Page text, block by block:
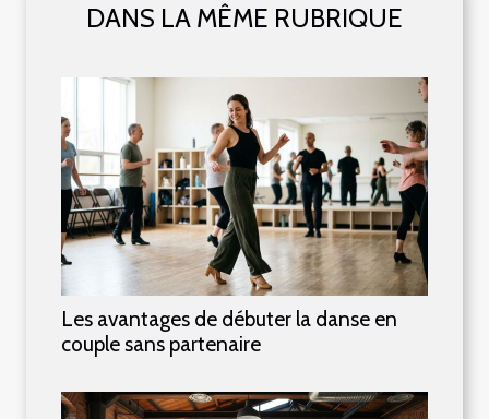
DANS LA MÊME RUBRIQUE
Les avantages de débuter la danse en
couple sans partenaire